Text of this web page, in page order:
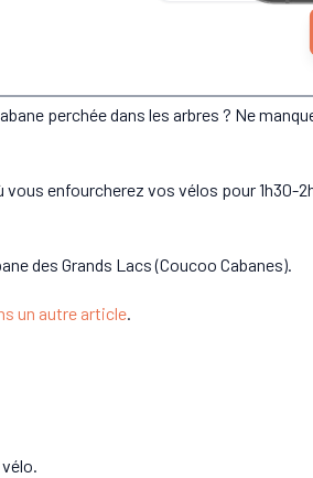
perchée dans les arbres ? Ne
enfourcherez vos vélos pour 1h30-
des Grands Lacs (Coucoo Cabanes).
un autre article.